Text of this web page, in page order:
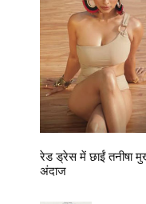
रेड ड्रेस में छाईं तनीषा
अंदाज